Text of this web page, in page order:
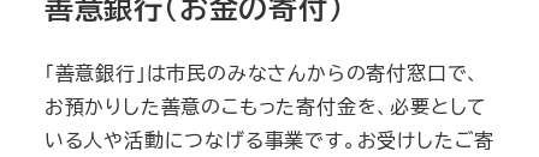
「善意銀行」は市民のみなさんからの寄付窓口で、
お預かりした善意のこもった寄付金を、必要として
いる人や活動につなげる事業です。お受けしたご寄